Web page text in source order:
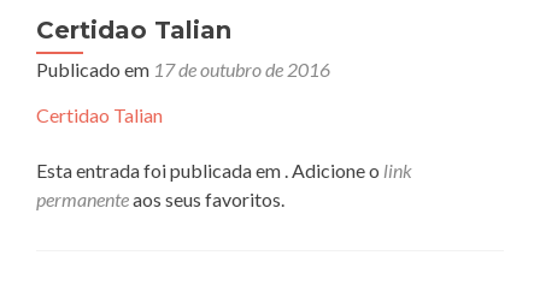
Certidao Talian
Publicado em 17 de outubro de 2016
Certidao Talian
Esta entrada foi publicada em . Adicione o link
permanenteaos seus favoritos.